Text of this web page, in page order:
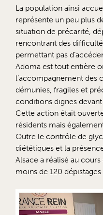
La population ainsi
représente un peu plus
situation de précarité,
rencontrant des
permettant pas
Adoma est tout entière
l’accompagnement des
démunies, fragiles et
conditions dignes
Cette action était
résidents mais
Outre le contrôle de
diététiques et la
Alsace a réalisé au
moins de 120